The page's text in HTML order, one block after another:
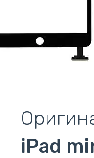
iPad